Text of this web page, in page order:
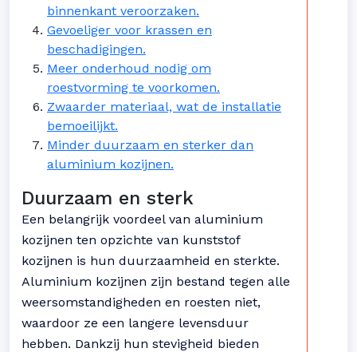
binnenkant veroorzaken.
Gevoeliger voor krassen en
beschadigingen.
Meer onderhoud nodig om
roestvorming te voorkomen.
Zwaarder materiaal, wat de installatie
bemoeilijkt.
Minder duurzaam en sterker dan
aluminium kozijnen.
Duurzaam en sterk
Een belangrijk voordeel van aluminium
kozijnen ten opzichte van kunststof
kozijnen is hun duurzaamheid en sterkte.
Aluminium kozijnen zijn bestand tegen alle
weersomstandigheden en roesten niet,
waardoor ze een langere levensduur
hebben. Dankzij hun stevigheid bieden